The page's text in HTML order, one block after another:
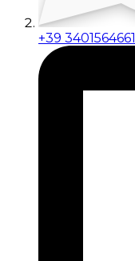
+39 3401564661